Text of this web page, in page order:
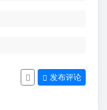
发布评论